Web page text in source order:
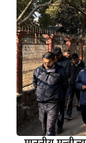
माननीय
संरचना र